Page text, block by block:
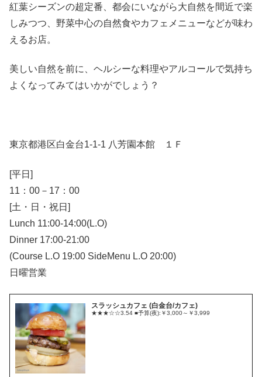
紅葉シーズンの超定番、都会にいながら大自然を間近で楽
しみつつ、野菜中心の自然食やカフェメニューなどが味わ
えるお店。
美しい自然を前に、ヘルシーな料理やアルコールで気持ち
よくなってみてはいかがでしょう？
東京都港区白金台1-1-1 八芳園本館 １Ｆ
[平日]
11：00－17：00
[土・日・祝日]
Lunch 11:00-14:00(L.O)
Dinner 17:00-21:00
(Course L.O 19:00 SideMenu L.O 20:00)
日曜営業
スラッシュカフェ (白金台/カフェ)
★★★☆☆3.54 ■予算(夜):￥3,000～￥3,999